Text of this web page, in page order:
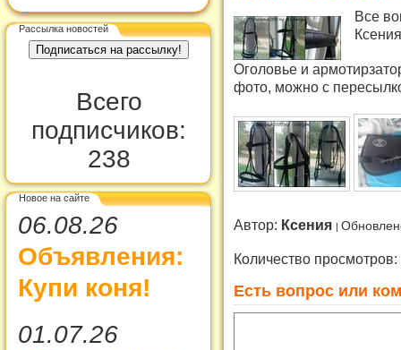
Рассылка новостей
Всего
подписчиков:
238
Новое на сайте
06.08.26
Объявления:
Купи коня!
01.07.26
Все
Ксения
Оголовье и
фото, можно с
Автор: Ксения
Количество просмотров:
Есть вопрос или